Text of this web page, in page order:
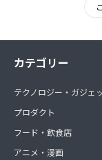
カテゴリー
テクノロジー・ガジェ
プロダクト
フード・飲食店
アニメ・漫画